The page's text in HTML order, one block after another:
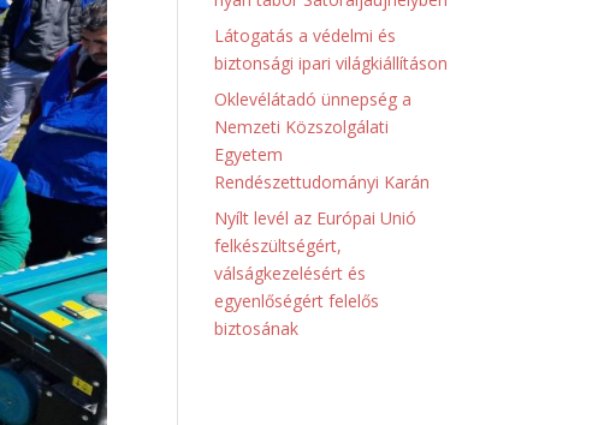
Látogatás a védelmi és
biztonsági ipari világkiállításon
Oklevélátadó ünnepség a
Nemzeti Közszolgálati
Egyetem
Rendészettudományi Karán
Nyílt levél az Európai Unió
felkészültségért,
válságkezelésért és
egyenlőségért felelős
biztosának